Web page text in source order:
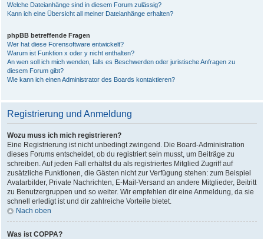
Welche Dateianhänge sind in diesem Forum zulässig?
Kann ich eine Übersicht all meiner Dateianhänge erhalten?
phpBB betreffende Fragen
Wer hat diese Forensoftware entwickelt?
Warum ist Funktion x oder y nicht enthalten?
An wen soll ich mich wenden, falls es Beschwerden oder juristische Anfragen zu
diesem Forum gibt?
Wie kann ich einen Administrator des Boards kontaktieren?
Registrierung und Anmeldung
Wozu muss ich mich registrieren?
Eine Registrierung ist nicht unbedingt zwingend. Die Board-Administration
dieses Forums entscheidet, ob du registriert sein musst, um Beiträge zu
schreiben. Auf jeden Fall erhältst du als registriertes Mitglied Zugriff auf
zusätzliche Funktionen, die Gästen nicht zur Verfügung stehen: zum Beispiel
Avatarbilder, Private Nachrichten, E-Mail-Versand an andere Mitglieder, Beitritt
zu Benutzergruppen und so weiter. Wir empfehlen dir eine Anmeldung, da sie
schnell erledigt ist und dir zahlreiche Vorteile bietet.
Nach oben
Was ist COPPA?